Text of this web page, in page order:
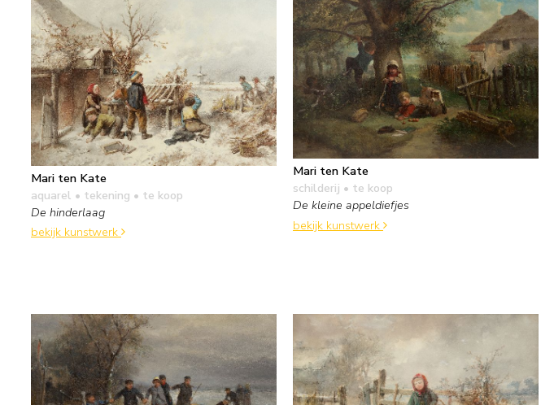
Mari ten Kate
aquarel • tekening • te koop
De hinderlaag
bekijk kunstwerk
Mari ten Kate
schilderij • te koop
De kleine appeldiefjes
bekijk kunstwerk